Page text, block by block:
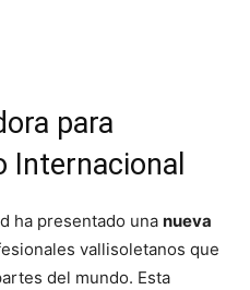
para
Internacional
ha presentado una nueva
vallisoletanos que
del mundo. Esta